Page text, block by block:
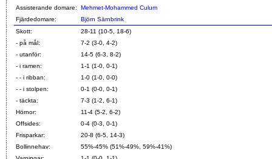
Assisterande domare:
Mehmet-Mohammed Culum
Fjärdedomare:
Björn Särnbrink
Skott:
28-11 (10-5, 18-6)
- på mål:
7-2 (3-0, 4-2)
- utanför:
14-5 (6-3, 8-2)
- i ramen:
1-1 (1-0, 0-1)
- - i ribban:
1-0 (1-0, 0-0)
- - i stolpen:
0-1 (0-0, 0-1)
- täckta:
7-3 (1-2, 6-1)
Hörnor:
11-4 (5-2, 6-2)
Offsides:
0-4 (0-3, 0-1)
Frisparkar:
20-8 (6-5, 14-3)
Bollinnehav:
55%-45% (51%-49%, 59%-41%)